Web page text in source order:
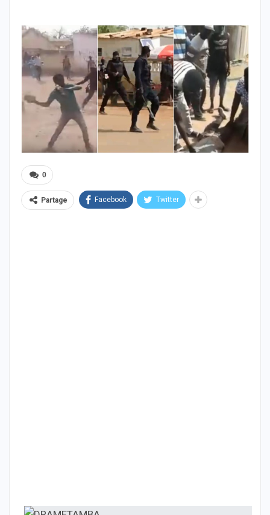
0
Partage Facebook Twitter